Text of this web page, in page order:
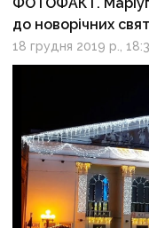
до новорічних свят
18 грудня 2019 р.,